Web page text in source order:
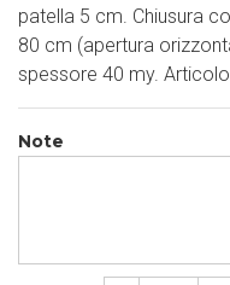
patella 5 cm. Chiusura
80 cm (apertura
spessore 40 my.
Note